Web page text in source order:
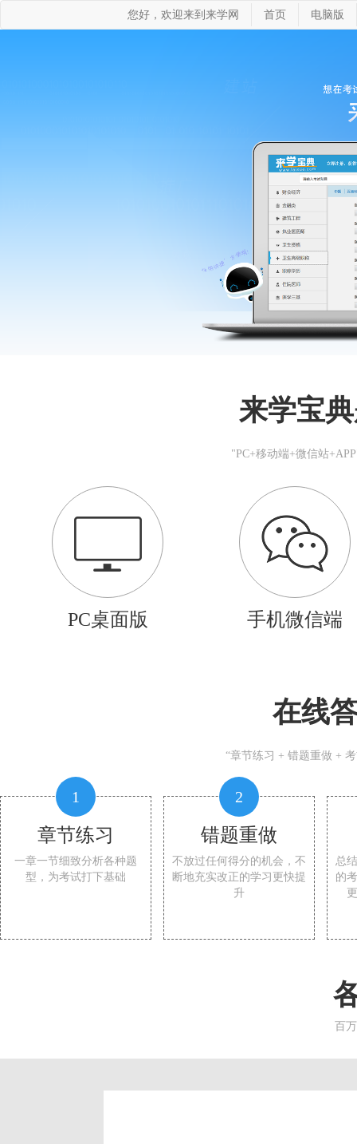
您好，欢迎来到来学网 首页 电脑版
来学宝
"PC+移动端+微信站
PC桌面版 手机微信端
在线
“章节练习 + 错题重做 +
1
章节练习
一章一节细致分析各种题
型，为考试打下基础
2
错题重做
不放过任何得分的机会，不
断地充实改正的学习更快提
升
总
的
百